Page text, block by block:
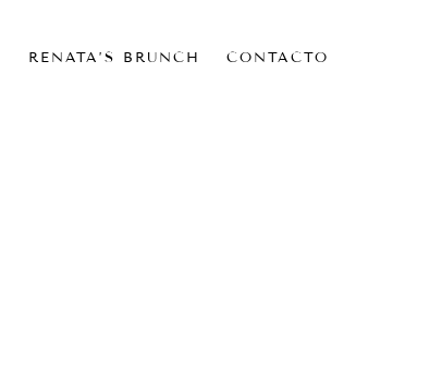
RENATA’S BRUNCH CONTACTO